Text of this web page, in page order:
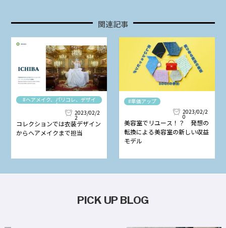
関連記事
#ヘアメイク、パリコレ、デザイ
ナー
2023/02/2
2
コレクションでは衣装デザイン
からヘアメイクまで担当
#単価アップ
2023/02/2
0
美容室でリユース！？ 発想の
転換による美容室の新しい収益
モデル
PICK UP BLOG